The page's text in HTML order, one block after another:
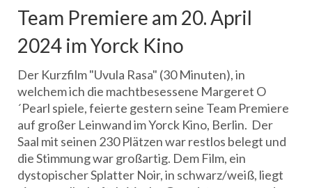
Team Premiere am 20. April
2024 im Yorck Kino
Der Kurzfilm "Uvula Rasa" (30 Minuten), in
welchem ich die machtbesessene Margeret O
´Pearl spiele, feierte gestern seine Team Premiere
auf großer Leinwand im Yorck Kino, Berlin. Der
Saal mit seinen 230 Plätzen war restlos belegt und
die Stimmung war großartig. Dem Film, ein
dystopischer Splatter Noir, in schwarz/weiß, liegt